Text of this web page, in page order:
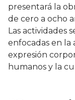
presentará la
de cero a ocho
Las actividades
enfocadas en la
expresión
humanos y la